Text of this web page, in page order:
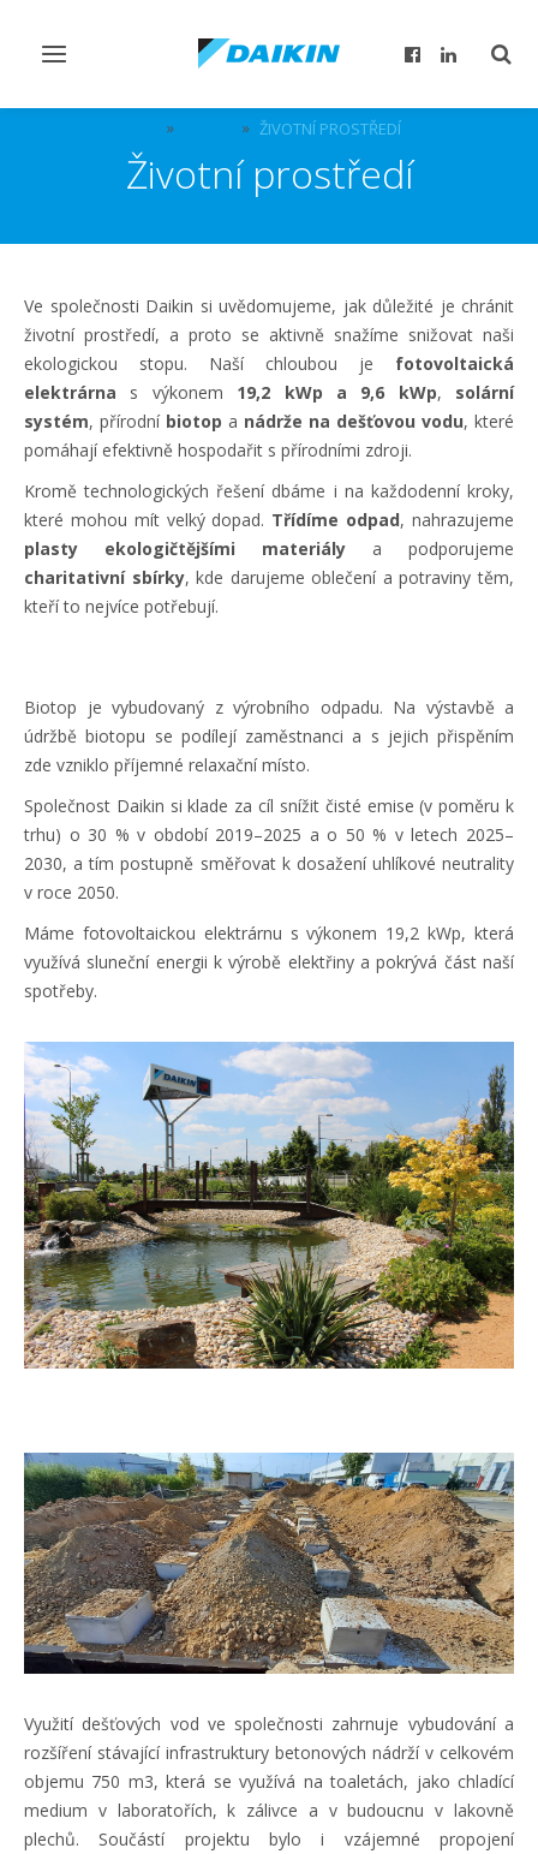
Přepnout
ŽIVOTNÍ PROSTŘEDÍ
Životní prostředí
Ve společnosti Daikin si uvědomujeme, jak důležité je chránit
životní prostředí, a proto se aktivně snažíme snižovat naši
ekologickou stopu. Naší chloubou je fotovoltaická
elektrárna s výkonem 19,2 kWp a 9,6 kWp, solární
systém, přírodní biotop a nádrže na dešťovou vodu, které
pomáhají efektivně hospodařit s přírodními zdroji.
Kromě technologických řešení dbáme i na každodenní kroky,
které mohou mít velký dopad. Třídíme odpad, nahrazujeme
plasty ekologičtějšími materiály a podporujeme
charitativní sbírky, kde darujeme oblečení a potraviny těm,
kteří to nejvíce potřebují.
Biotop je vybudovaný z výrobního odpadu. Na výstavbě a
údržbě biotopu se podílejí zaměstnanci a s jejich přispěním
zde vzniklo příjemné relaxační místo.
Společnost Daikin si klade za cíl snížit čisté emise (v poměru k
trhu) o 30 % v období 2019–2025 a o 50 % v letech 2025–
2030, a tím postupně směřovat k dosažení uhlíkové neutrality
v roce 2050.
Máme fotovoltaickou elektrárnu s výkonem 19,2 kWp, která
využívá sluneční energii k výrobě elektřiny a pokrývá část naší
spotřeby.
Využití dešťových vod ve společnosti zahrnuje vybudování a
rozšíření stávající infrastruktury betonových nádrží v celkovém
objemu 750 m3, která se využívá na toaletách, jako chladící
medium v laboratořích, k zálivce a v budoucnu v lakovně
plechů. Součástí projektu bylo i vzájemné propojení